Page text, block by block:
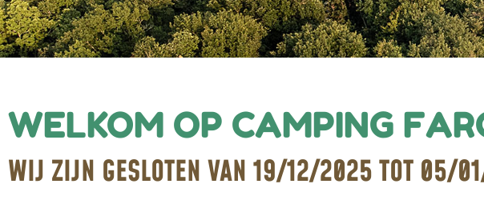
WELKOM OP CAMPING
WIJ ZIJN GESLOTEN VAN 19/12/2025 TOT 05/